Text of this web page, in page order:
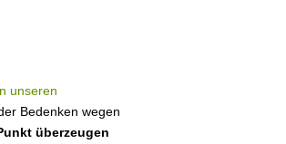
unseren
Bedenken wegen
überzeugen